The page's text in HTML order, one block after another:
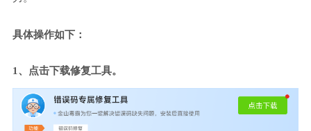
具体操作如下：
1、点击下载修复工具。